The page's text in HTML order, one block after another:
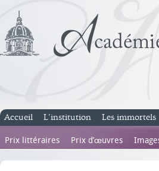
Accueil L’institution Les immortels
Prix littéraires Prix d’œuvres